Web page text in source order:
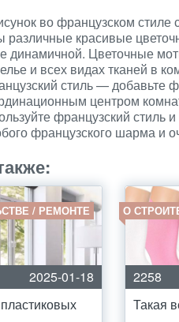
во французском
различные красивые
динамичной. Цветочные
и всех видах тканей в
стиль — добавьте
центром
французский стиль
французского шарма и
/ РЕМОНТЕ
2025-01-18
О
2258
Такая